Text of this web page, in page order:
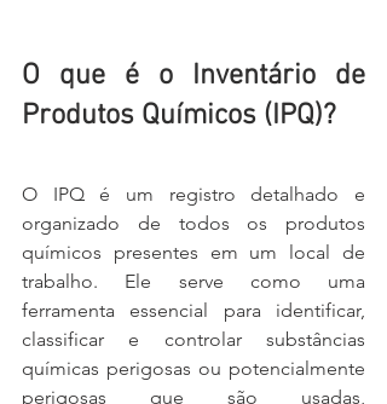
O que é o Inventário de
Produtos Químicos (IPQ)?
O IPQ é um registro detalhado e
organizado de todos os produtos
químicos presentes em um local de
trabalho. Ele serve como uma
ferramenta essencial para identificar,
classificar e controlar substâncias
químicas perigosas ou potencialmente
perigosas que são usadas,